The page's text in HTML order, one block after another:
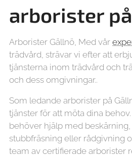
arborister på
Arborister Gällnö, Med vår
trädvård, strävar vi efter att
tjänsterna inom trädvård och
och dess omgivningar..
Som ledande arborister på
tjänster för att möta dina
behöver hjälp med
stubbfräsning eller rådgivning
team av certifierade arborister